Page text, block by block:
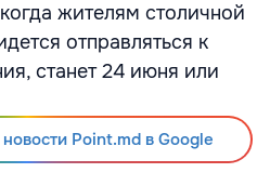
жителям столичной
отправляться к
станет 24 июня или
Point.md в Google